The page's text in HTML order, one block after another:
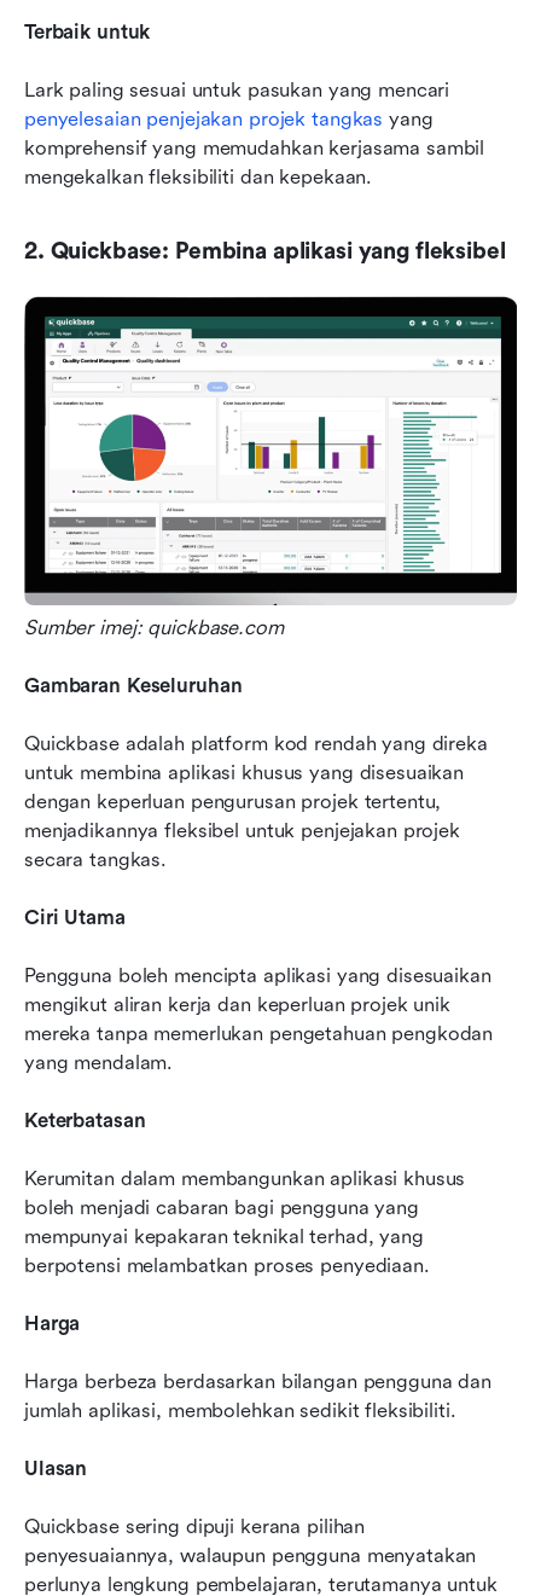
Terbaik untuk
penyelesaian penjejakan projek tangkas yang
komprehensif yang memudahkan kerjasama sambil
mengekalkan fleksibiliti dan kepekaan.
2. Quickbase: Pembina aplikasi yang fleksibel
Sumber imej: quickbase.com
Gambaran Keseluruhan
Quickbase adalah platform kod rendah yang direka
untuk membina aplikasi khusus yang disesuaikan
dengan keperluan pengurusan projek tertentu,
menjadikannya fleksibel untuk penjejakan projek
secara tangkas.
Ciri Utama
Pengguna boleh mencipta aplikasi yang disesuaikan
mengikut aliran kerja dan keperluan projek unik
mereka tanpa memerlukan pengetahuan pengkodan
yang mendalam.
Keterbatasan
Kerumitan dalam membangunkan aplikasi khusus
boleh menjadi cabaran bagi pengguna yang
mempunyai kepakaran teknikal terhad, yang
berpotensi melambatkan proses penyediaan.
Harga
Harga berbeza berdasarkan bilangan pengguna dan
jumlah aplikasi, membolehkan sedikit fleksibiliti.
Ulasan
Quickbase sering dipuji kerana pilihan
penyesuaiannya, walaupun pengguna menyatakan
perlunya lengkung pembelajaran, terutamanya untuk